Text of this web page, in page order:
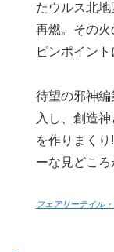
たウルス北
再燃。その火
ピンポイン
待望の邪神
入し、創造
を作りまく
ーな見どこ
フェアリーテイル